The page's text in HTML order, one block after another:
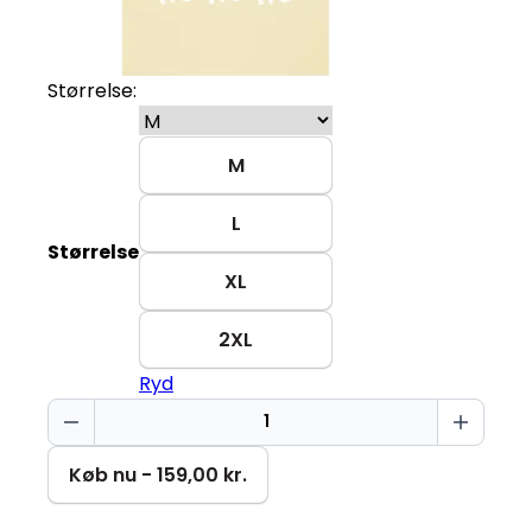
Størrelse:
Størrelse
M
L
XL
2XL
Ryd
Du
fik
mig
ved
Køb nu - 159,00 kr.